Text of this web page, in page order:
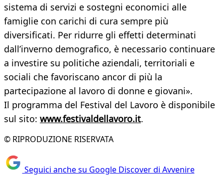
sistema di servizi e sostegni economici alle
famiglie con carichi di cura sempre più
diversificati. Per ridurre gli effetti determinati
dall’inverno demografico, è necessario continuare
a investire su politiche aziendali, territoriali e
sociali che favoriscano ancor di più la
partecipazione al lavoro di donne e giovani».
Il programma del Festival del Lavoro è disponibile
sul sito: www.festivaldellavoro.it.
© RIPRODUZIONE RISERVATA
Seguici anche su Google Discover di Avvenire